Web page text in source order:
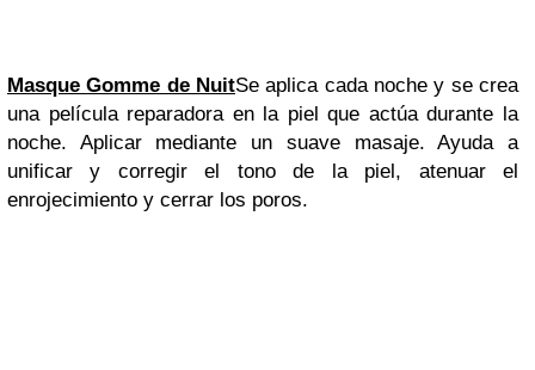
Masque Gomme de NuitSe aplica cada noche y se crea
una película reparadora en la piel que actúa durante la
noche. Aplicar mediante un suave masaje. Ayuda a
unificar y corregir el tono de la piel, atenuar el
enrojecimiento y cerrar los poros.